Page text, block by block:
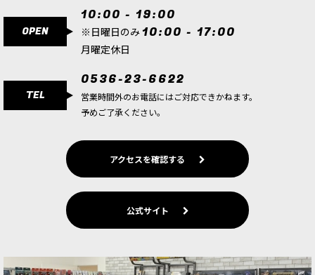
OPEN
10:00 - 19:00
※日曜日のみ 10:00 - 17:00
月曜定休日
TEL
0536-23-6622
営業時間外のお電話にはご対応できかねます。
予めご了承ください。
アクセスを確認する
公式サイト